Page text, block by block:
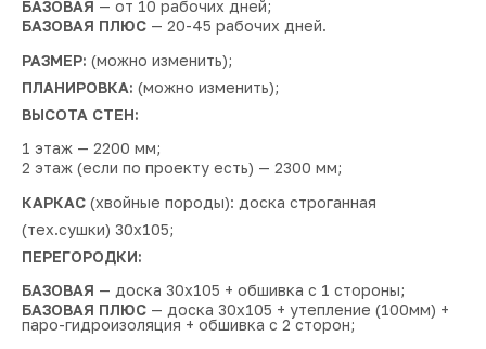
БАЗОВАЯ — от 10 рабочих дней;
БАЗОВАЯ ПЛЮС — 20-45 рабочих дней.
РАЗМЕР: (можно изменить);
ПЛАНИРОВКА: (можно изменить);
ВЫСОТА СТЕН:
1 этаж — 2200 мм;
2 этаж (если по проекту есть) — 2300 мм;
КАРКАС (хвойные породы): доска строганная
(тех.сушки) 30х105;
ПЕРЕГОРОДКИ:
БАЗОВАЯ — доска 30х105 + обшивка с 1 стороны;
БАЗОВАЯ ПЛЮС — доска 30х105 + утепление (100мм) +
паро-гидроизоляция + обшивка с 2 сторон;